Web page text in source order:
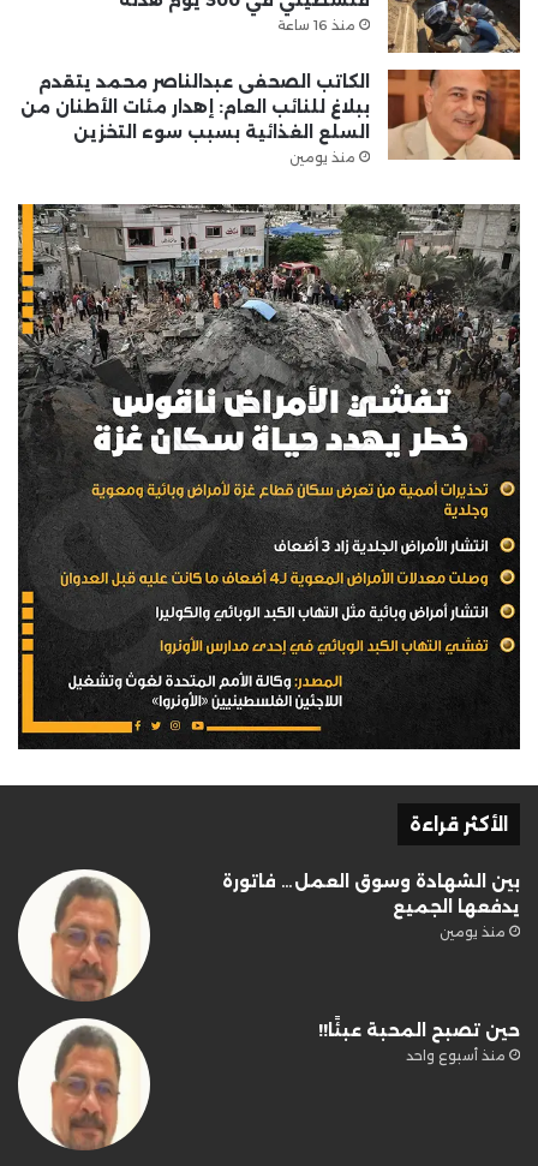
منذ 16 ساعة
الكاتب الصحفى عبدالناصر محمد يتقدم
ببلاغ للنائب العام: إهدار مئات الأطنان من
السلع الغذائية بسبب سوء التخزين
منذ يومين
الأكثر قراءة
بين الشهادة وسوق العمل… فاتورة
يدفعها الجميع
منذ يومين
حين تصبح المحبة عبئًا!!
منذ أسبوع واحد